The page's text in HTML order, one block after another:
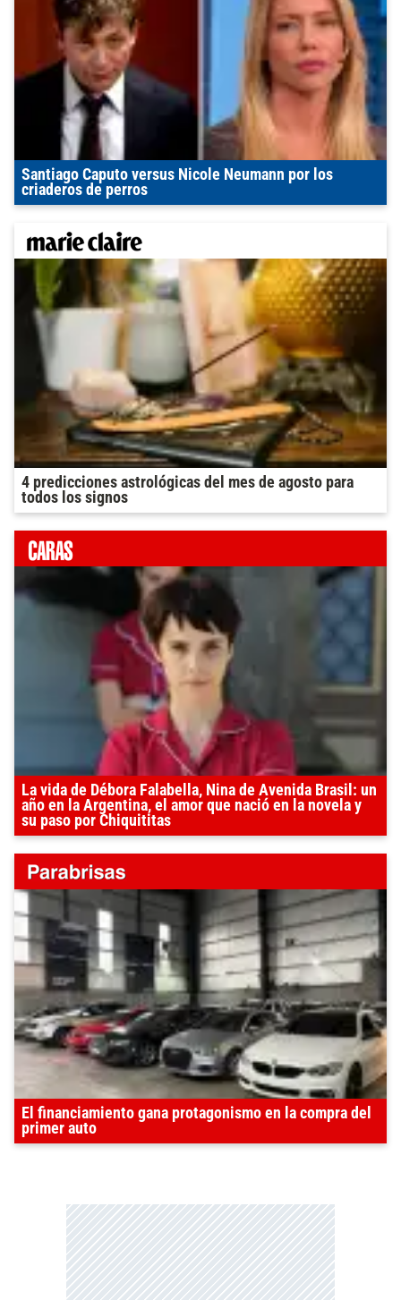
Santiago Caputo versus Nicole Neumann por los
criaderos de perros
4 predicciones astrológicas del mes de agosto para
todos los signos
La vida de Débora Falabella, Nina de Avenida Brasil: un
año en la Argentina, el amor que nació en la novela y
su paso por Chiquititas
El financiamiento gana protagonismo en la compra del
primer auto